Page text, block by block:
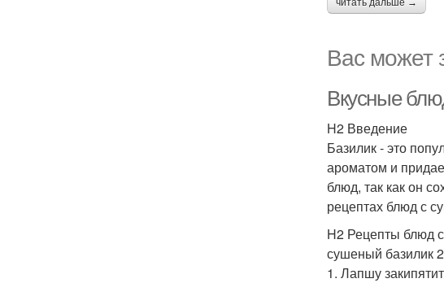
читать дальше →
Вас может
Вкусные
H2 Введение
Базилик - это
ароматом и
блюд, так как он
рецептах блюд с
H2 Рецепты блюд
сушеный базилик
1. Лапшу